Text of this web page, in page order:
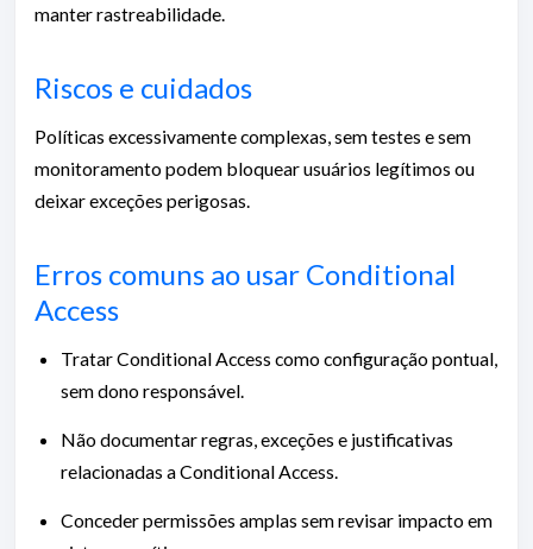
manter rastreabilidade.
Riscos e cuidados
Políticas excessivamente complexas, sem testes e sem
monitoramento podem bloquear usuários legítimos ou
deixar exceções perigosas.
Erros comuns ao usar Conditional
Access
Tratar Conditional Access como configuração pontual,
sem dono responsável.
Não documentar regras, exceções e justificativas
relacionadas a Conditional Access.
Conceder permissões amplas sem revisar impacto em